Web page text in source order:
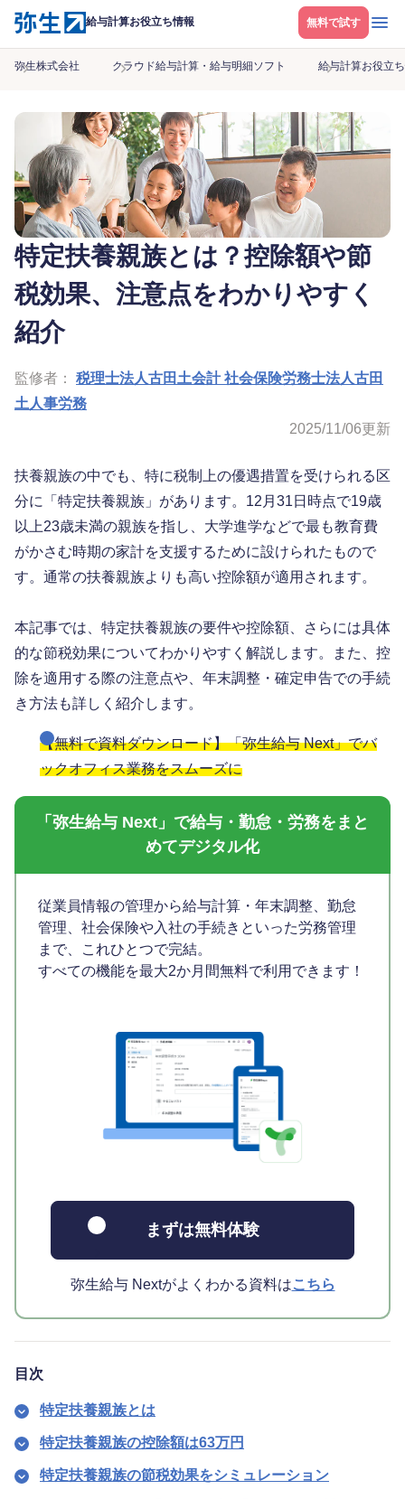
給与計算お役立ち情報 無料で試す メニ
弥生株式会社 クラウド給与計算・給与明細ソフト 給与計算お役立
特定扶養親族とは？控除額や節
税効果、注意点をわかりやすく
紹介
監修者： 税理士法人古田土会計 社会保険労務士法人古田
土人事労務
2025/11/06更新
扶養親族の中でも、特に税制上の優遇措置を受けられる区
分に「特定扶養親族」があります。12月31日時点で19歳
以上23歳未満の親族を指し、大学進学などで最も教育費
がかさむ時期の家計を支援するために設けられたもので
す。通常の扶養親族よりも高い控除額が適用されます。
本記事では、特定扶養親族の要件や控除額、さらには具体
的な節税効果についてわかりやすく解説します。また、控
除を適用する際の注意点や、年末調整・確定申告での手続
き方法も詳しく紹介します。
【無料で資料ダウンロード】「弥生給与 Next」でバ
ックオフィス業務をスムーズに
「弥生給与 Next」で給与・勤怠・労務をまと
めてデジタル化
従業員情報の管理から給与計算・年末調整、勤怠
管理、社会保険や入社の手続きといった労務管理
まで、これひとつで完結。
すべての機能を最大2か月間無料で利用できます！
まずは無料体験
弥生給与 Nextがよくわかる資料はこちら
目次
特定扶養親族とは
特定扶養親族の控除額は63万円
特定扶養親族の節税効果をシミュレーション